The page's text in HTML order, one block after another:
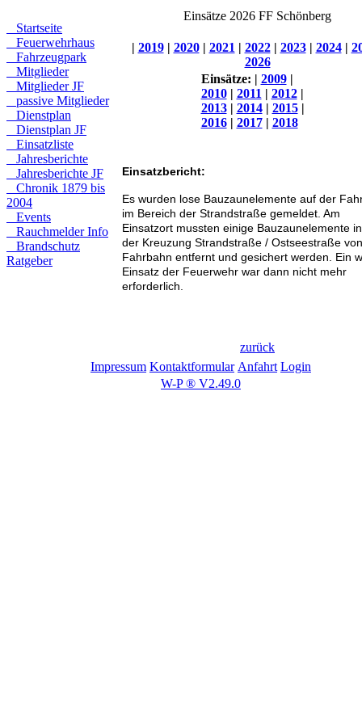
Startseite
Feuerwehrhaus
Fahrzeugpark
Mitglieder
Mitglieder JF
passive Mitglieder
Dienstplan
Dienstplan JF
Einsatzliste
Jahresberichte
Jahresberichte JF
Chronik 1879 bis
2004
Events
Rauchmelder Info
Brandschutz
Ratgeber
Einsätze 2026 FF Schönberg
| 2019| 2020| 2021 | 2022| 2023| 2024|
2026
Einsätze: | 2009|
2010| 2011 | 2012|
2013| 2014| 2015|
2016| 2017| 2018
Einsatzbericht:
Es wurden lose Bauzaunelemente auf der
im Bereich der Strandstraße gemeldet. Am
Einsatzort mussten einige Bauzaunelemente
der Kreuzung Strandstraße / Ostseestraße
Fahrbahn entfernt und gesichert werden. Ein
Einsatz der Feuerwehr war dann nicht mehr
erforderlich.
zurück
Impressum Kontaktformular Anfahrt Login
W-P ® V2.49.0